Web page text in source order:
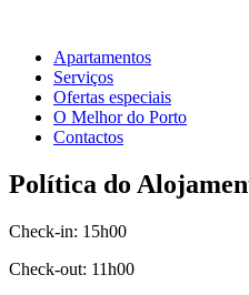
Apartamentos
Serviços
Ofertas especiais
O Melhor do Porto
Contactos
Política do
Check-in: 15h00
Check-out: 11h00